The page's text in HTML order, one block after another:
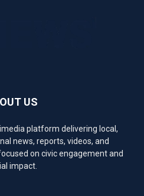
US
platform delivering local,
news, reports, videos, and
on civic engagement and
impact.